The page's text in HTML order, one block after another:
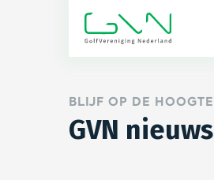
BLIJF OP DE HOOGTE
GVN nieuws